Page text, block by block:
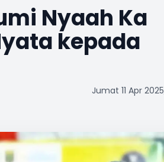
Nyaah Ka
kepada
Jumat 11 Apr